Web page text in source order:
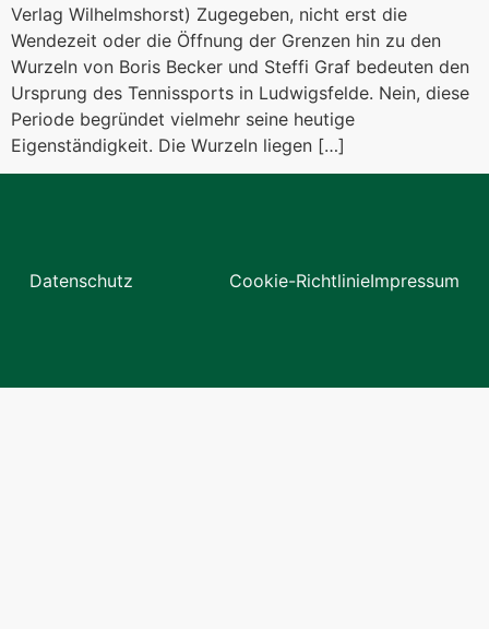
Verlag Wilhelmshorst) Zugegeben, nicht erst die
Wendezeit oder die Öffnung der Grenzen hin zu den
Wurzeln von Boris Becker und Steffi Graf bedeuten den
Ursprung des Tennissports in Ludwigsfelde. Nein, diese
Periode begründet vielmehr seine heutige
Eigenständigkeit. Die Wurzeln liegen […]
Datenschutz Cookie-RichtlinieImpressum